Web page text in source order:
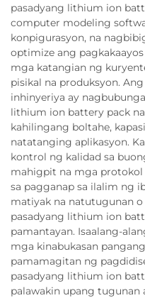
pasadyang lithium ion
computer modeling
konpigurasyon, na
optimize ang
mga katangian ng
pisikal na produksyon.
inhinyeriya ay
lithium ion battery pack
kahilingang boltahe,
natatanging aplikasyon.
kontrol ng kalidad sa
mahigpit na mga protokol
sa pagganap sa ilalim ng
matiyak na natutugunan
pasadyang lithium ion
pamantayan. Isaalang-
mga kinabukasan
pamamagitan ng
pasadyang lithium ion
palawakin upang tugunan